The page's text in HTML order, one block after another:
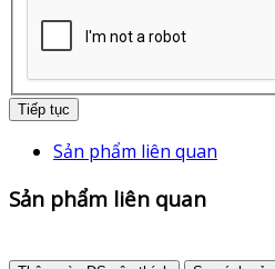
Tiếp tục
Sản phẩm liên quan
Sản phẩm liên quan